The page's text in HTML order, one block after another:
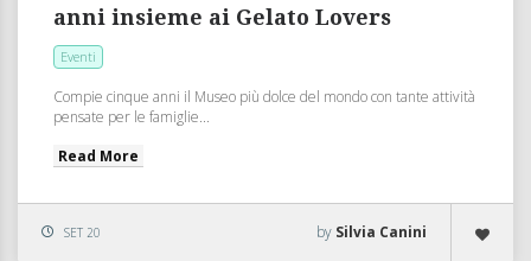
anni insieme ai Gelato Lovers
Eventi
Compie cinque anni il Museo più dolce del mondo con tante attività
pensate per le famiglie...
Read More
SET 20 by Silvia Canini